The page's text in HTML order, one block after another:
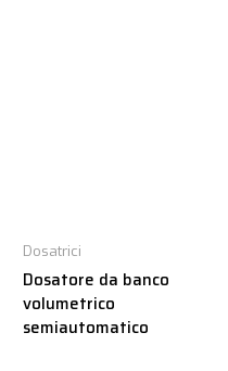
Dosatrici
Dosatore da banco
volumetrico
semiautomatico